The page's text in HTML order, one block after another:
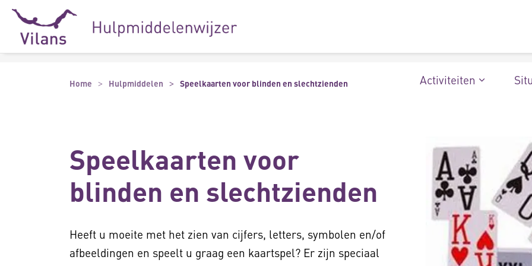
Naar hoofdinhoud
Naar footer
Activiteiten
Home Hulpmiddelen Speelkaarten voor blinden en slechtzienden
Speelkaarten voor
blinden en slechtzienden
Heeft u moeite met het zien van cijfers, letters, symbolen en/of
afbeeldingen en speelt u graag een kaartspel? Er zijn speciaal